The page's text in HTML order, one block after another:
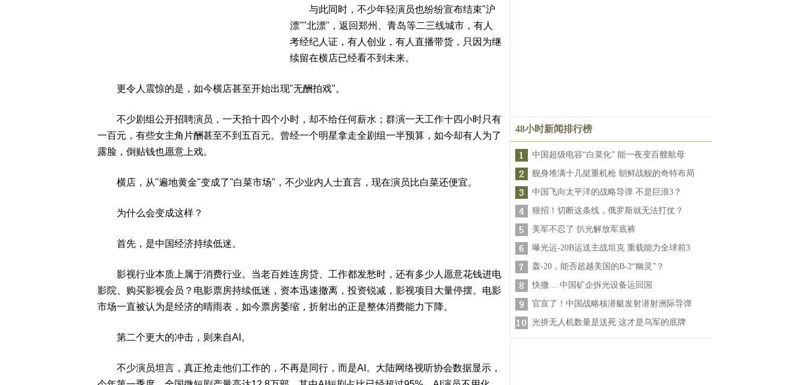
与此同时，不少年轻演员也纷纷宣布结束"沪
漂""北漂"，返回郑州、青岛等二三线城市，有人
考经纪人证，有人创业，有人直播带货，只因为继
续留在横店已经看不到未来。
更令人震惊的是，如今横店甚至开始出现"无酬拍戏"。
不少剧组公开招聘演员，一天拍十四个小时，却不给任何薪水；群演一天工作十四小时只有
一百元，有些女主角片酬甚至不到五百元。曾经一个明星拿走全剧组一半预算，如今却有人为了
露脸，倒贴钱也愿意上戏。
横店，从"遍地黄金"变成了"白菜市场"，不少业内人士直言，现在演员比白菜还便宜。
为什么会变成这样？
首先，是中国经济持续低迷。
影视行业本质上属于消费行业。当老百姓连房贷、工作都发愁时，还有多少人愿意花钱进电
影院、购买影视会员？电影票房持续低迷，资本迅速撤离，投资锐减，影视项目大量停摆。电影
市场一直被认为是经济的晴雨表，如今票房萎缩，折射出的正是整体消费能力下降。
第二个更大的冲击，则来自AI。
不少演员坦言，真正抢走他们工作的，不再是同行，而是AI。大陆网络视听协会数据显示，
48小时新闻排行榜
中国超级电容“白菜化” 能一夜变百艘航母
舰身堆满十几挺重机枪 朝鲜战舰的奇特布局
中国飞向太平洋的战略导弹 不是巨浪3？
狠招！切断这条线，俄罗斯就无法打仗？
美军不忍了 扒光解放军底裤
曝光运-20B运送主战坦克 重载能力全球前3
轰-20，能否超越美国的B-2“幽灵”？
快撤… 中国矿企拆光设备运回国
官宣了！中国战略核潜艇发射潜射洲际导弹
光拼无人机数量是送死 这才是乌军的底牌